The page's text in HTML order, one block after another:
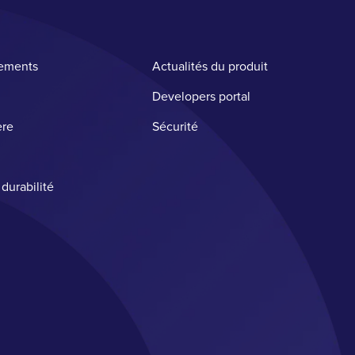
durabilité
Actualités du produit
Developers portal
Sécurité ​